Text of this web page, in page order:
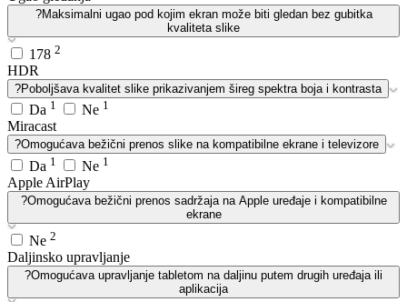
?Maksimalni ugao pod kojim ekran može biti gledan bez gubitka
kvaliteta slike
178 2
HDR
?Poboljšava kvalitet slike prikazivanjem šireg spektra boja i kontrasta
Da 1 Ne 1
Miracast
?Omogućava bežični prenos slike na kompatibilne ekrane i televizore
Da 1 Ne 1
Apple AirPlay
?Omogućava bežični prenos sadržaja na Apple uređaje i kompatibilne
ekrane
Ne 2
Daljinsko upravljanje
?Omogućava upravljanje tabletom na daljinu putem drugih uređaja ili
aplikacija